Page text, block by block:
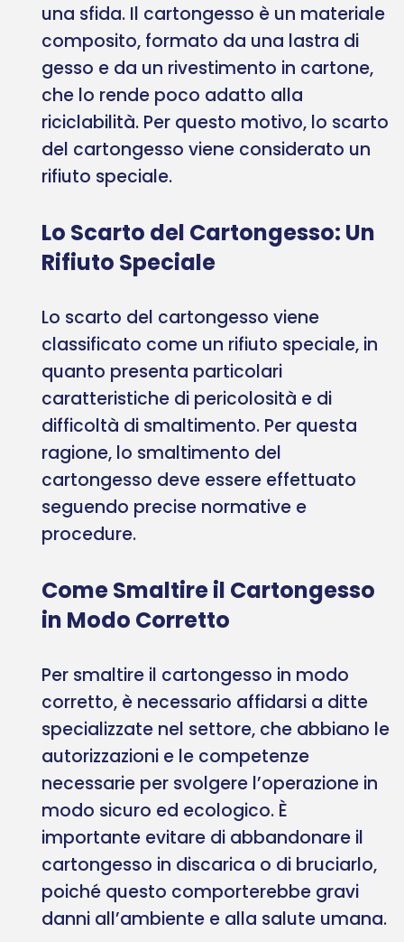
una sfida. Il cartongesso è un materiale
composito, formato da una lastra di
gesso e da un rivestimento in cartone,
che lo rende poco adatto alla
riciclabilità. Per questo motivo, lo scarto
del cartongesso viene considerato un
rifiuto speciale.
Lo Scarto del Cartongesso: Un
Rifiuto Speciale
Lo scarto del cartongesso viene
classificato come un rifiuto speciale, in
quanto presenta particolari
caratteristiche di pericolosità e di
difficoltà di smaltimento. Per questa
ragione, lo smaltimento del
cartongesso deve essere effettuato
seguendo precise normative e
procedure.
Come Smaltire il Cartongesso
in Modo Corretto
Per smaltire il cartongesso in modo
corretto, è necessario affidarsi a ditte
specializzate nel settore, che abbiano le
autorizzazioni e le competenze
necessarie per svolgere l’operazione in
modo sicuro ed ecologico. È
importante evitare di abbandonare il
cartongesso in discarica o di bruciarlo,
poiché questo comporterebbe gravi
danni all’ambiente e alla salute umana.